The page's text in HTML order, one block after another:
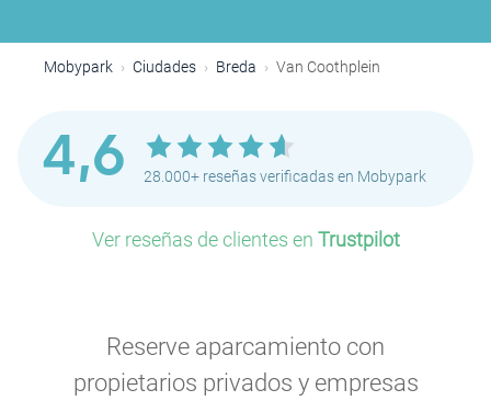
Mobypark Ciudades Breda Van Coothplein
4,6 28.000+ reseñas verificadas en Mobypark
Ver reseñas de clientes en Trustpilot
Reserve aparcamiento con
propietarios privados y empresas